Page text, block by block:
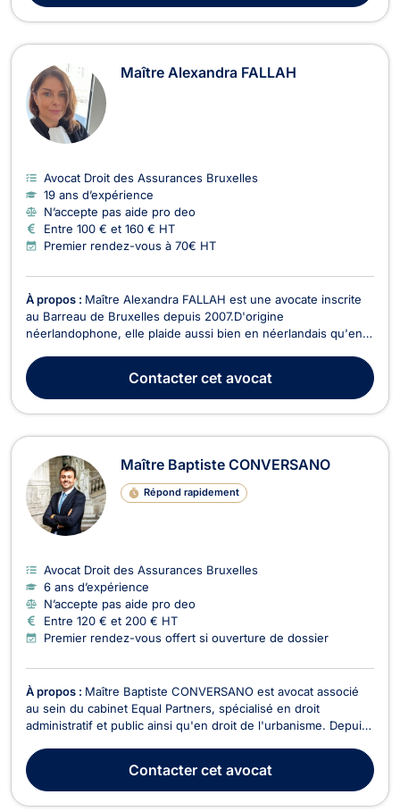
Maître Alexandra FALLAH
Avocat Droit des Assurances Bruxelles
19 ans d’expérience
N’accepte pas aide pro deo
Entre 100 € et 160 € HT
Premier rendez-vous à 70€ HT
À propos : Maître Alexandra FALLAH est une avocate inscrite
au Barreau de Bruxelles depuis 2007.D'origine
néerlandophone, elle plaide aussi bien en néerlandais qu'en
voisinage, en droit de la circulation routière, en droit des
étrangers et en droit de la consommation. Maî...
Contactercet avocat
Maître Baptiste CONVERSANO
Répond rapidement
Avocat Droit des Assurances Bruxelles
6 ans d’expérience
N’accepte pas aide pro deo
Entre 120 € et 200 € HT
Premier rendez-vous offert si ouverture de dossier
À propos : Maître Baptiste CONVERSANO est avocat associé
au sein du cabinet Equal Partners, spécialisé en droit
administratif et public ainsi qu'en droit de l'urbanisme. Depuis
concentrant particulièrement sur le droit des marchés publics.
En tant qu'avocat, Maître Conversano...
Contactercet avocat